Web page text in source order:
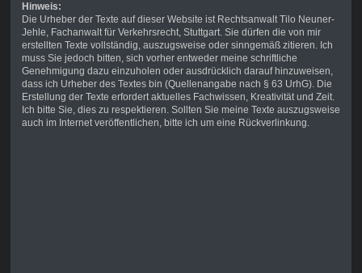
Hinweis:
Die Urheber der Texte auf dieser Website ist Rechtsanwalt Tilo Neuner-
Jehle, Fachanwalt für Verkehrsrecht, Stuttgart. Sie dürfen die von mir
erstellten Texte vollständig, auszugsweise oder sinngemäß zitieren. Ich
muss Sie jedoch bitten, sich vorher entweder meine schriftliche
Genehmigung dazu einzuholen oder ausdrücklich darauf hinzuweisen,
dass ich Urheber des Textes bin (Quellenangabe nach § 63 UrhG). Die
Erstellung der Texte erfordert aktuelles Fachwissen, Kreativität und Zeit.
Ich bitte Sie, dies zu respektieren. Sollten Sie meine Texte auszugsweise
auch im Internet veröffentlichen, bitte ich um eine Rückverlinkung.